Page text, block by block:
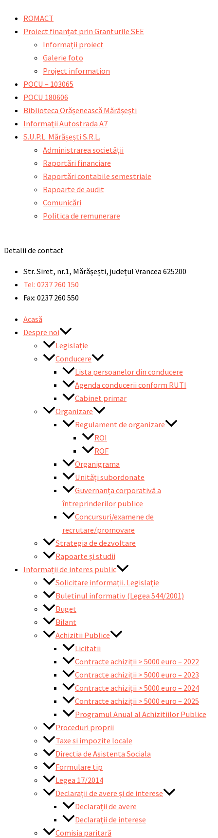
content
Menu
ROMACT
Proiect finanțat prin Granturile SEE
Informații proiect
Galerie foto
Project information
POCU – 103065
POCU 180606
Biblioteca Orășenească Mărășești
Informații Autostrada A7
S.U.P.L. Mărășești S.R.L.
Administrarea societății
Raportări financiare
Raportări contabile semestriale
Rapoarte de audit
Comunicări
Politica de remunerare
Detalii de contact
Str. Siret, nr.1, Mărășești, județul Vrancea 625200
Tel: 0237 260 150
Fax: 0237 260 550
Acasă
Despre noi
Legislație
Conducere
Lista persoanelor din conducere
Agenda conducerii conform RUTI
Cabinet primar
Organizare
Regulament de organizare
ROI
ROF
Organigrama
Unități subordonate
Guvernanța corporativă a
întreprinderilor publice
Concursuri/examene de
recrutare/promovare
Strategia de dezvoltare
Rapoarte și studii
Informații de interes public
Solicitare informații. Legislație
Buletinul informativ (Legea 544/2001)
Buget
Bilant
Achizitii Publice
Licitatii
Contracte achiziții > 5000 euro – 2022
Contracte achiziții > 5000 euro – 2023
Contracte achiziții > 5000 euro – 2024
Contracte achiziții > 5000 euro – 2025
Programul Anual al Achizitiilor Publice
Proceduri proprii
Taxe si impozite locale
Directia de Asistenta Sociala
Formulare tip
Legea 17/2014
Declarații de avere și de interese
Declarații de avere
Declarații de interese
Comisia paritară
Menu